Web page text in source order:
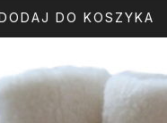
DO KOSZYKA